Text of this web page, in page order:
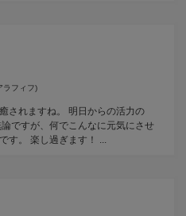
ラフィフ)
されますね。 明日からの活力の
ですが、何でこんなに元気にさせ
す。 楽し過ぎます！ ...